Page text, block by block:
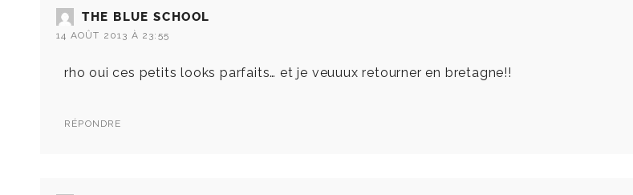
THE BLUE SCHOOL
14 AOÛT 2013 À 23:55
rho oui ces petits looks parfaits… et je veuuux retourner en bretagne!!
RÉPONDRE